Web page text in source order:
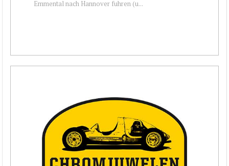
Emmental nach Hannover fuhren (u...